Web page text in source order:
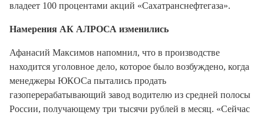
владеет 100 процентами акций «Сахатранснефтегаза».
Намерения АК АЛРОСА изменились
Афанасий Максимов напомнил, что в производстве
находится уголовное дело, которое было возбуждено, когда
менеджеры ЮКОСа пытались продать
газоперерабатывающий завод водителю из средней полосы
России, получающему три тысячи рублей в месяц. «Сейчас